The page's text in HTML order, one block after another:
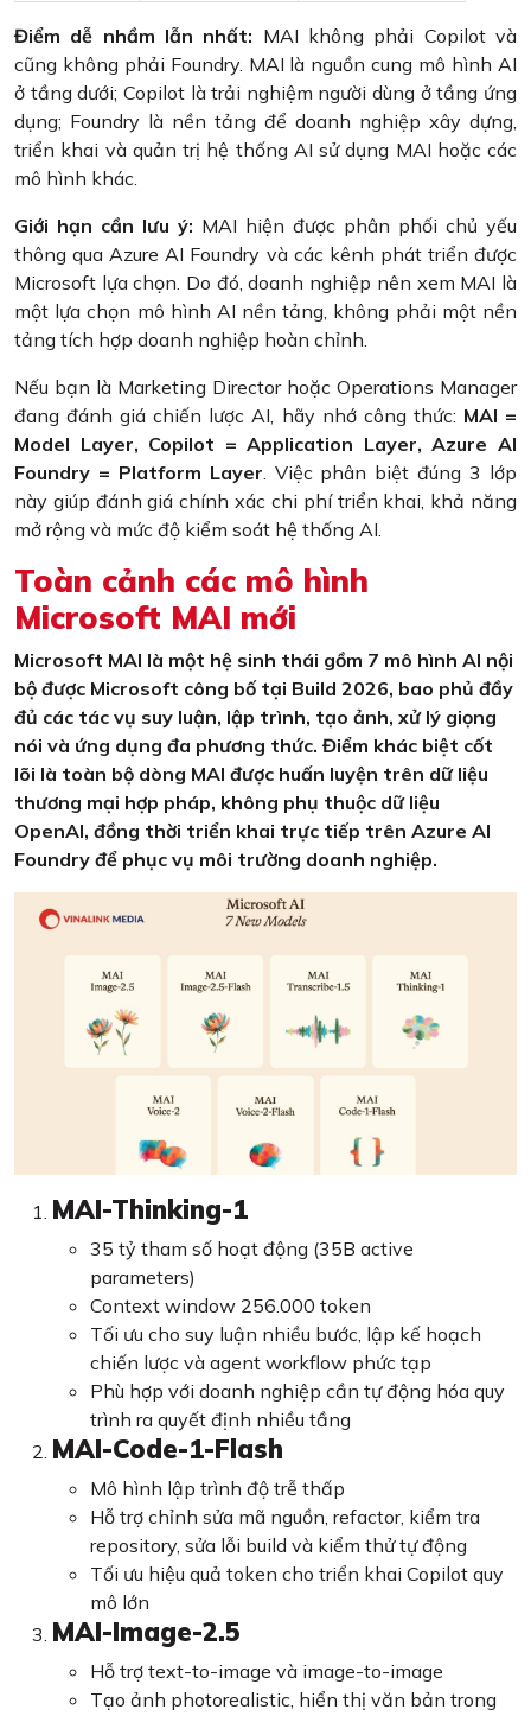
Điểm dễ nhầm lẫn nhất: MAI không phải Copilot và
cũng không phải Foundry. MAI là nguồn cung mô hình AI
ở tầng dưới; Copilot là trải nghiệm người dùng ở tầng ứng
dụng; Foundry là nền tảng để doanh nghiệp xây dựng,
triển khai và quản trị hệ thống AI sử dụng MAI hoặc các
mô hình khác.
Giới hạn cần lưu ý: MAI hiện được phân phối chủ yếu
thông qua Azure AI Foundry và các kênh phát triển được
Microsoft lựa chọn. Do đó, doanh nghiệp nên xem MAI là
một lựa chọn mô hình AI nền tảng, không phải một nền
tảng tích hợp doanh nghiệp hoàn chỉnh.
Nếu bạn là Marketing Director hoặc Operations Manager
đang đánh giá chiến lược AI, hãy nhớ công thức: MAI =
Model Layer, Copilot = Application Layer, Azure AI
Foundry = Platform Layer . Việc phân biệt đúng 3 lớp
này giúp đánh giá chính xác chi phí triển khai, khả năng
mở rộng và mức độ kiểm soát hệ thống AI.
Toàn cảnh các mô hình
Microsoft MAI mới
Microsoft MAI là một hệ sinh thái gồm 7 mô hình AI nội
bộ được Microsoft công bố tại Build 2026, bao phủ đầy
đủ các tác vụ suy luận, lập trình, tạo ảnh, xử lý giọng
nói và ứng dụng đa phương thức. Điểm khác biệt cốt
lõi là toàn bộ dòng MAI được huấn luyện trên dữ liệu
thương mại hợp pháp, không phụ thuộc dữ liệu
OpenAI, đồng thời triển khai trực tiếp trên Azure AI
Foundry để phục vụ môi trường doanh nghiệp.
MAI-Thinking-1
35 tỷ tham số hoạt động (35B active
parameters)
Context window 256.000 token
Tối ưu cho suy luận nhiều bước, lập kế hoạch
chiến lược và agent workflow phức tạp
Phù hợp với doanh nghiệp cần tự động hóa quy
trình ra quyết định nhiều tầng
MAI-Code-1-Flash
Mô hình lập trình độ trễ thấp
Hỗ trợ chỉnh sửa mã nguồn, refactor, kiểm tra
repository, sửa lỗi build và kiểm thử tự động
Tối ưu hiệu quả token cho triển khai Copilot quy
mô lớn
MAI-Image-2.5
Hỗ trợ text-to-image và image-to-image
Tạo ảnh photorealistic, hiển thị văn bản trong